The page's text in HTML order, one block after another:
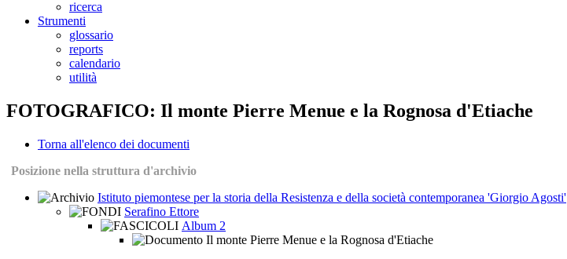
ricerca
Strumenti
glossario
reports
calendario
utilità
FOTOGRAFICO: Il monte Pierre Menue e la Rognosa d'Etiache
Torna all'elenco dei documenti
Posizione nella struttura d'archivio
Istituto piemontese per la storia della Resistenza e della società contemporanea 'Giorgio Agosti'
Serafino Ettore
Album 2
Il monte Pierre Menue e la Rognosa d'Etiache